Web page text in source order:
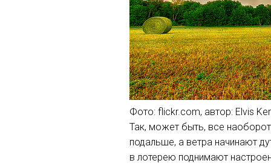
Фото: flickr.com, автор: Elvis
Так, может быть, все
подальше, а ветра начинают
в лотерею поднимают